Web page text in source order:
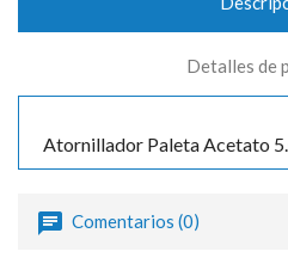
Detalles de
Atornillador Paleta Acetato
Comentarios (0)